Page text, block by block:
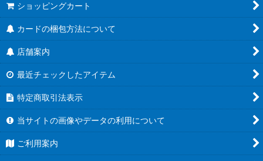
ショッピングカート
カードの梱包方法について
店舗案内
最近チェックしたアイテム
特定商取引法表示
当サイトの画像やデータの利用について
ご利用案内